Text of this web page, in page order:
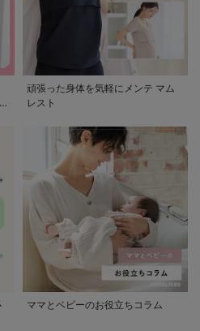
頑張った身体を気軽にメンテ マム
レスト
ママとベビーのお役立ちコラム